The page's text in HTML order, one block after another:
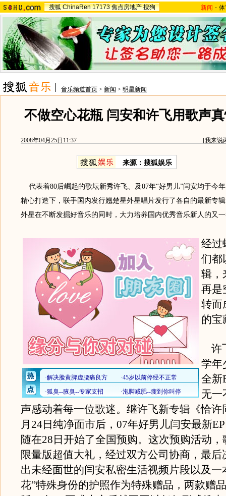
搜狐 ChinaRen 17173 焦点房地产 搜狗 新闻 -
音乐频道首页 > 新闻 > 明星新闻
不做空心花瓶 闫安和许飞用歌声
2008年04月25日11:37 [我来说
来源：搜狐娱乐
代表着80后崛起的歌坛新秀许飞、及07年“好男儿”闫安均于今
精心打造下，联手国内发行翘楚星外星唱片发行了各自的最新专
外星在不断发掘好音乐的同时，大力培养国内优秀音乐新人的又
经过
们都
辑，
再是
转而
的宝
许
学年
全新
无一
声感动着每一位歌迷。继许飞新专辑《恰许
月24日纯净面市后，07年好男儿闫安最新
随在28日开始了全国预购。这次预购活动
限量版超值大礼，经过双方公司协商，最后
出未经面世的闫安私密生活视频片段以及一
花”特殊身份的护照作为特殊赠品，两款赠